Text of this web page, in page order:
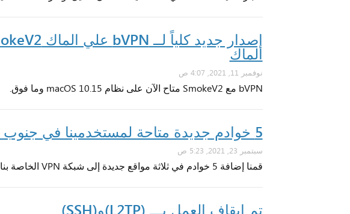
الماك
نوفمبر 11, 2021, 4:07 ص
bVPN مع SmokeV2 متاح الآن على نظام macOS 10.15 وما فوق.
5 خوادم جديدة متاحة لمستخدمينا في جنوب شرق آسيا
سبتمبر 23, 2021, 5:23 ص
قمنا إضافة 5 خوادم في ثلاثة مواقع جديدة إلى شبكة VPN الخاصة بنا في كل من تايوان والفلبين وتايلاند وفيتنام.
تم إيقاف العمل بـــ (L2TP)و(SSH)